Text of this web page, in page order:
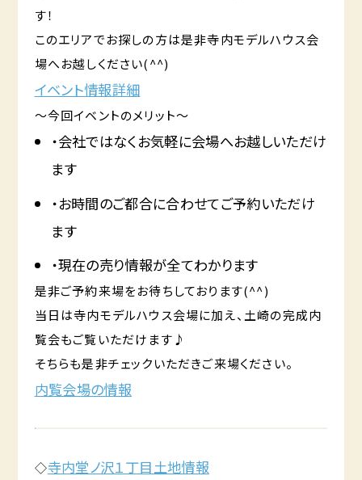
す！
このエリアでお探しの方は是非寺内モデルハウス会
場へお越しください(^^)
イベント情報詳細
～今回イベントのメリット～
・会社ではなくお気軽に会場へお越しいただけ
ます
・お時間のご都合に合わせてご予約いただけ
ます
・現在の売り情報が全てわかります
是非ご予約来場をお待ちしております(^^)
当日は寺内モデルハウス会場に加え、土崎の完成内
覧会もご覧いただけます♪
そちらも是非チェックいただきご来場ください。
内覧会場の情報
◇寺内堂ノ沢１丁目土地情報